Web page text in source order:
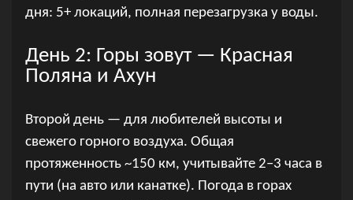
дня: 5+ локаций, полная перезагрузка у воды.
День 2: Горы зовут — Красная
Поляна и Ахун
Второй день — для любителей высоты и
свежего горного воздуха. Общая
протяженность ~150 км, учитывайте 2–3 часа в
пути (на авто или канатке). Погода в горах